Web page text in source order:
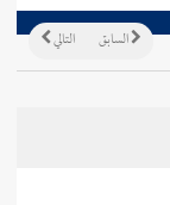
التالي السابق